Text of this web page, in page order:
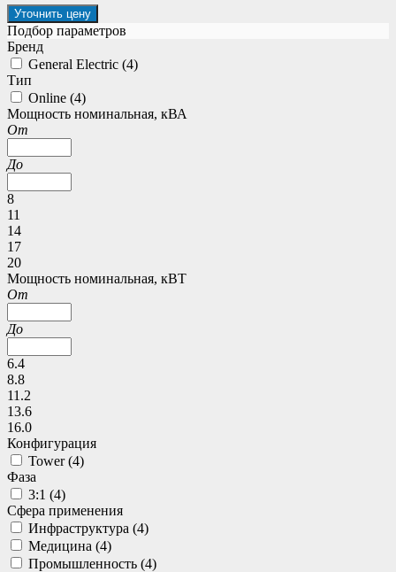
Уточнить цену
Подбор параметров
Бренд
General Electric (4)
Тип
Online (4)
Мощность номинальная, кВА
От
До
8
11
14
17
20
Мощность номинальная, кВТ
От
До
6.4
8.8
11.2
13.6
16.0
Конфигурация
Tower (4)
Фаза
3:1 (4)
Сфера применения
Инфраструктура (4)
Медицина (4)
Промышленность (4)